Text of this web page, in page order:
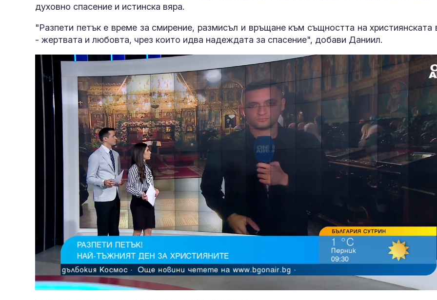
духовно спасение и истинска вяра.
"Разпети петък е време за смирение, размисъл и връщане към същността на християнската
- жертвата и любовта, чрез които идва надеждата за спасение", добави Даниил.
Unmute
24.06%